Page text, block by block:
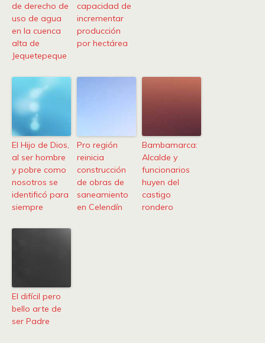
de derecho de
uso de agua
en la cuenca
alta de
Jequetepeque
capacidad de
incrementar
producción
por hectárea
El Hijo de Dios,
al ser hombre
y pobre como
nosotros se
identificó para
siempre
Pro región
reinicia
construcción
de obras de
saneamiento
en Celendín
Bambamarca:
Alcalde y
funcionarios
huyen del
castigo
rondero
El difícil pero
bello arte de
ser Padre